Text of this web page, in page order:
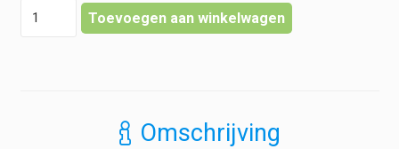
Toevoegen aan winkelwagen
Omschrijving